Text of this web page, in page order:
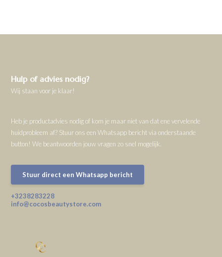
Hulp of advies nodig?
Wij staan voor je klaar!
Heb je productadvies nodig of kom je maar niet van dat ene vervelende
huidprobleem af? Stuur ons een Whatsapp bericht via onderstaande
button! We beantwoorden jouw vragen zo snel mogelijk.
Stuur direct een Whatsapp bericht
+3238283228
info@cocosbeautystore.com